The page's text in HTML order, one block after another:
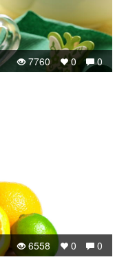
0
0
7760
0
0
6558